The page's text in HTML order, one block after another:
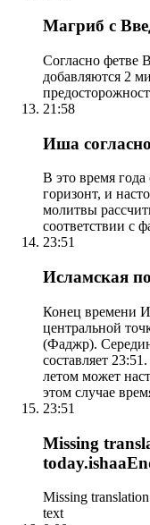
Магриб с
Согласно фетве
добавляются 2
21:58
Иша
В это время года
горизонт, и
молитвы
соответствии с
23:51
Исламская
Конец времени
центральной
(Фаджр).
составляет
летом может
этом случае
23:51
Missing
Missing
text